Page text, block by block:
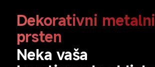
Dekorativni metalni
prsten
Neka vaša